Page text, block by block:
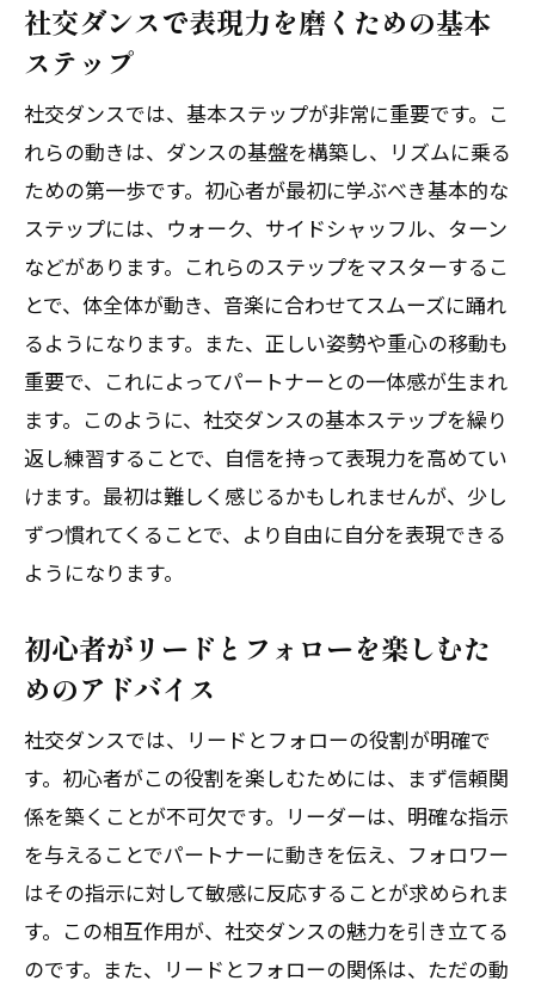
社交ダンスで表現力を磨くための基本
ステップ
社交ダンスでは、基本ステップが非常に重要です。こ
れらの動きは、ダンスの基盤を構築し、リズムに乗る
ための第一歩です。初心者が最初に学ぶべき基本的な
ステップには、ウォーク、サイドシャッフル、ターン
などがあります。これらのステップをマスターするこ
とで、体全体が動き、音楽に合わせてスムーズに踊れ
るようになります。また、正しい姿勢や重心の移動も
重要で、これによってパートナーとの一体感が生まれ
ます。このように、社交ダンスの基本ステップを繰り
返し練習することで、自信を持って表現力を高めてい
けます。最初は難しく感じるかもしれませんが、少し
ずつ慣れてくることで、より自由に自分を表現できる
ようになります。
初心者がリードとフォローを楽しむた
めのアドバイス
社交ダンスでは、リードとフォローの役割が明確で
す。初心者がこの役割を楽しむためには、まず信頼関
係を築くことが不可欠です。リーダーは、明確な指示
を与えることでパートナーに動きを伝え、フォロワー
はその指示に対して敏感に反応することが求められま
す。この相互作用が、社交ダンスの魅力を引き立てる
のです。また、リードとフォローの関係は、ただの動